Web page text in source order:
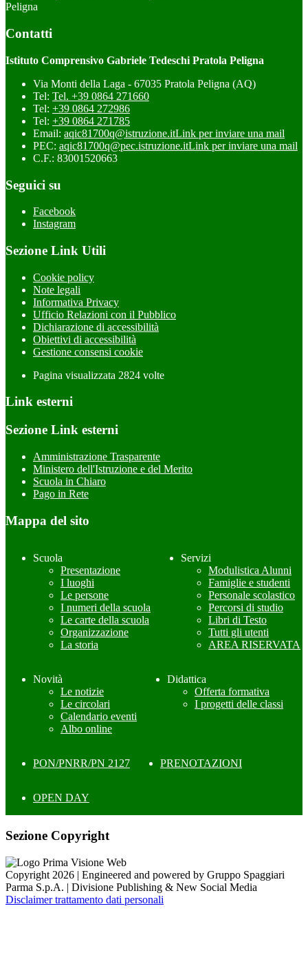
Peligna
Contatti
Istituto Comprensivo Gabriele Tedeschi Pratola Peligna
Via Monti della Laga - 67035 Pratola Peligna (AQ)
Tel: Tel. +39 0864 271660
Tel: +39 0864 272986
Tel: +39 0864 271785
Email: aqic81700q@istruzione.itLink per inviare una mail
PEC: aqic81700q@pec.istruzione.itLink per inviare una mail
C.F.: 83001520663
Seguici su
Facebook
Instagram
Sezione Link Utili
Cookie policy
Note legali
Informativa Privacy
Ufficio Relazioni con il Pubblico
Dichiarazione di accessibilità
Obiettivi di accessibilità
Gestione consensi cookie
Pagina visualizzata 2824 volte
Link esterni
Sezione Link esterni
Amministrazione Trasparente
Ministero dell'Istruzione e del Merito
Scuola in Chiaro
Pago in Rete
Mappa del sito
Scuola
Presentazione
I luoghi
Le persone
I numeri della scuola
Le carte della scuola
Organizzazione
La storia
Servizi
Modulistica Alunni
Famiglie e studenti
Personale scolastico
Percorsi di studio
Libri di Testo
Tutti gli utenti
AREA RISERVATA
Novità
Le notizie
Le circolari
Calendario eventi
Albo online
Didattica
Offerta formativa
I progetti delle classi
PON/PNRR/PN 2127 PRENOTAZIONI
OPEN DAY
Sezione Copyright
Copyright 2026 | Engineered and powered by Gruppo Spaggiari
Parma S.p.A. | Divisione Publishing & New Social Media
Disclaimer trattamento dati personali